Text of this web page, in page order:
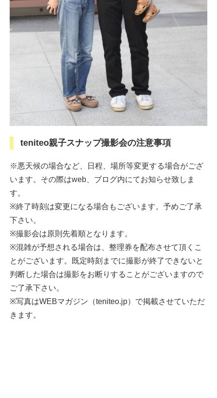
teniteo親子スナップ撮影会の注意事項
※悪天候の場合など、日程、場所等変更する場合がござ
います。その際はweb、ブログ内にてお知らせ致しま
す。
※終了時刻は変更になる場合もございます。予めご了承
下さい。
※撮影会は原則先着順となります。
※混雑が予想される場合は、整理券を配布させて頂くこ
とがございます。既定時刻までに撮影が終了できないと
判断した場合は撮影をお断りすることがございますので
ご了承下さい。
※写真はWEBマガジン（teniteo.jp）で掲載させていただ
きます。